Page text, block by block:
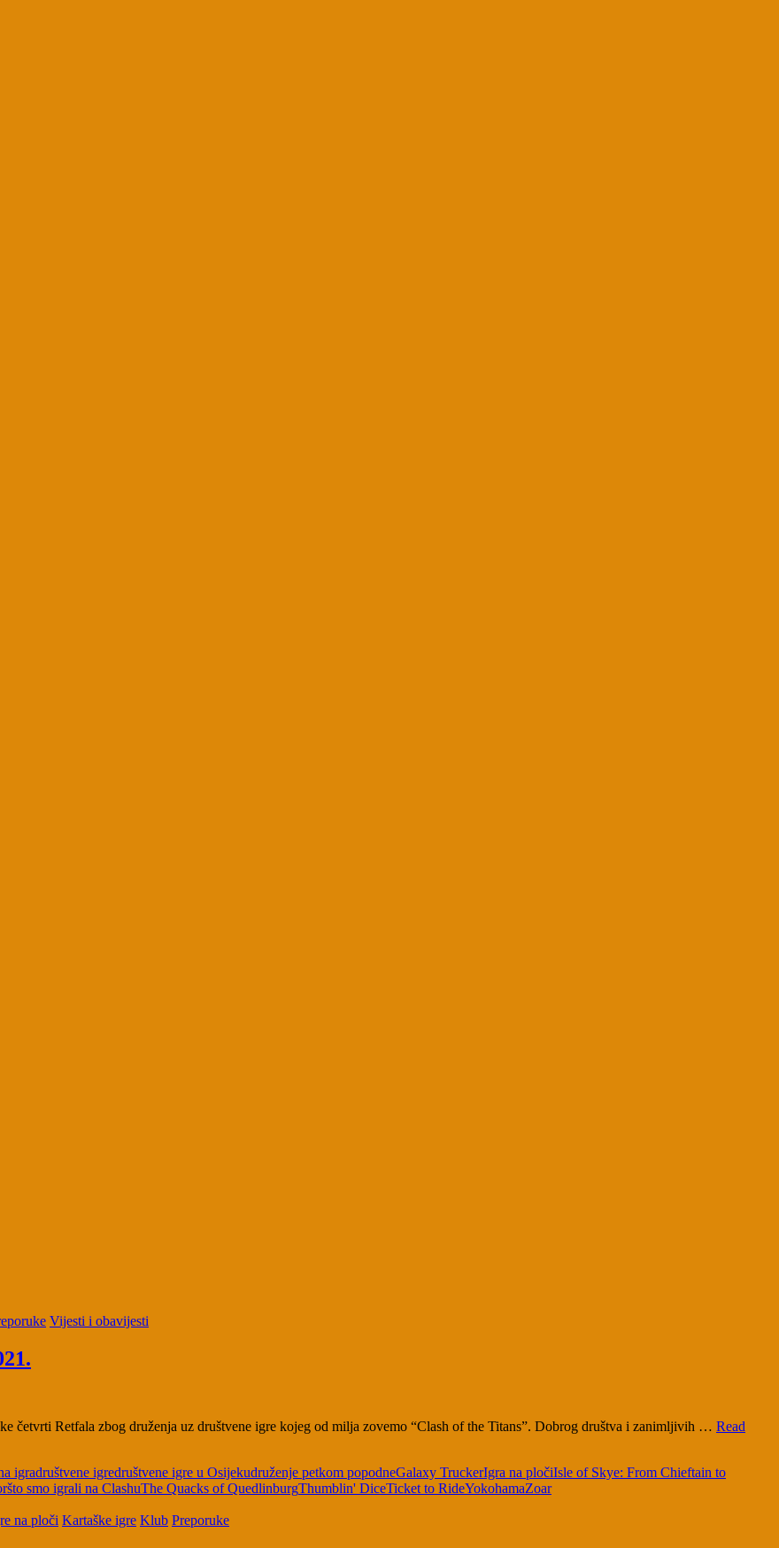
Vijesti i obavijesti
četvrti Retfala zbog druženja uz društvene igre kojeg od milja zovemo “Clash of the Titans”. Dobrog društva i zanimljivih … Read
igradruštvene igredruštvene igre u Osijekudruženje petkom popodneGalaxy TruckerIgra na pločiIsle of Skye: From Chieftain to
što smo igrali na ClashuThe Quacks of QuedlinburgThumblin' DiceTicket to RideYokohamaZoar
na ploči Kartaške igre Klub Preporuke